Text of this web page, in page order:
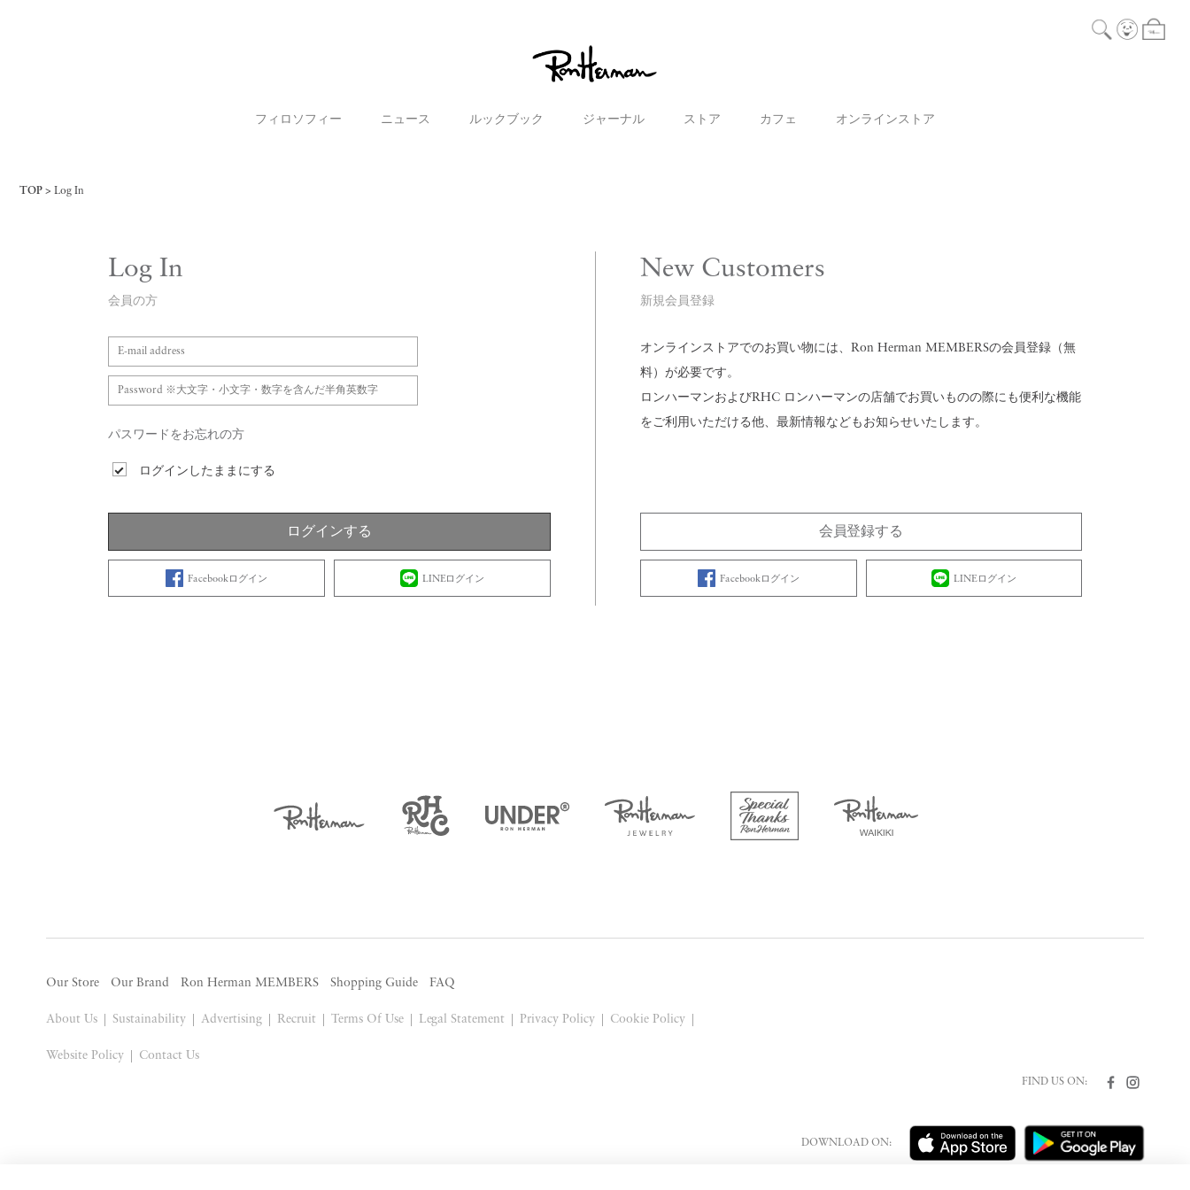
フィロソフィー ニュース ルックブック ジャーナル ストア カフェ オンラインストア
TOP Log In
Log In
会員の方
パスワードをお忘れの方
ログインしたままにする
ログインする
Facebookログイン LINEログイン
New Customers
新規会員登録
オンラインストアでのお買い物には、Ron Herman MEMBERSの会員登録（無
料）が必要です。
ロンハーマンおよびRHC ロンハーマンの店舗でお買いものの際にも便利な機能
をご利用いただける他、最新情報などもお知らせいたします。
会員登録する
Facebookログイン LINEログイン
Our Store Our Brand Ron Herman MEMBERS Shopping Guide FAQ
About Us Sustainability Advertising Recruit Terms Of Use Legal Statement Privacy Policy Cookie Policy
Website Policy Contact Us
FIND US ON:
DOWNLOAD ON: